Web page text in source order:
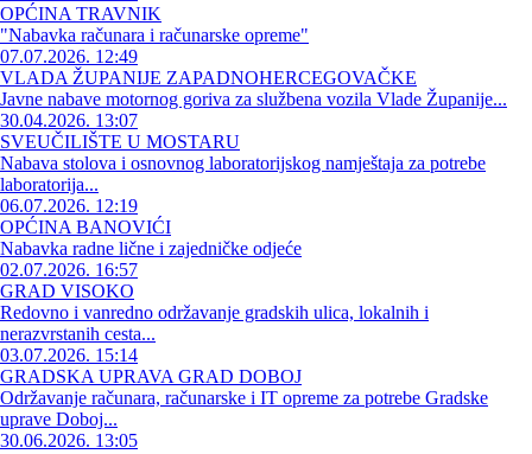
OPĆINA TRAVNIK
"Nabavka računara i računarske opreme"
07.07.2026. 12:49
VLADA ŽUPANIJE ZAPADNOHERCEGOVAČKE
Javne nabave motornog goriva za službena vozila Vlade Županije...
30.04.2026. 13:07
SVEUČILIŠTE U MOSTARU
Nabava stolova i osnovnog laboratorijskog namještaja za potrebe
laboratorija...
06.07.2026. 12:19
OPĆINA BANOVIĆI
Nabavka radne lične i zajedničke odjeće
02.07.2026. 16:57
GRAD VISOKO
Redovno i vanredno održavanje gradskih ulica, lokalnih i
nerazvrstanih cesta...
03.07.2026. 15:14
GRADSKA UPRAVA GRAD DOBOJ
Održavanje računara, računarske i IT opreme za potrebe Gradske
uprave Doboj...
30.06.2026. 13:05